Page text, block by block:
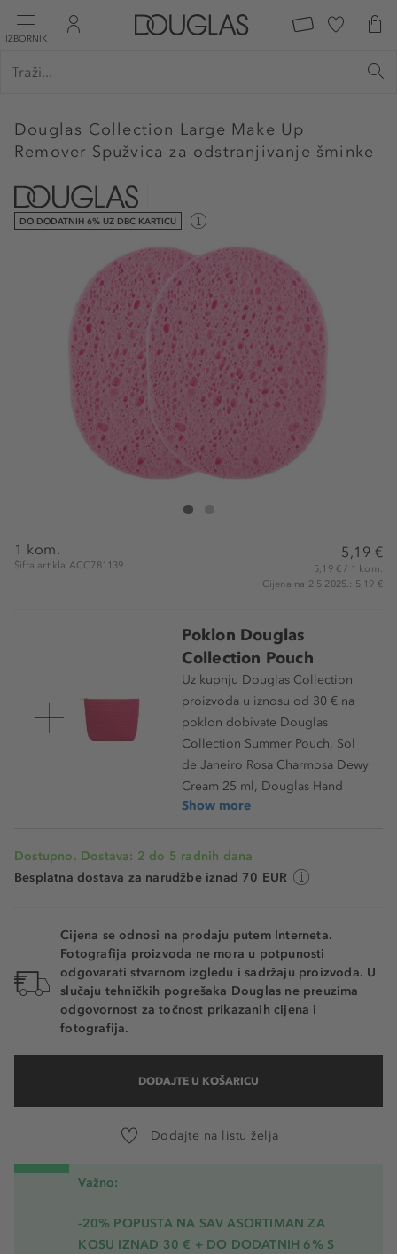
IZBORNIK
Douglas Collection Large Make Up
Remover Spužvica za odstranjivanje šminke
DO DODATNIH 6% UZ DBC KARTICU
Douglas Collection Large Make Up Remover
1 kom.
Šifra artikla ACC781139
5,19 €
5,19 € / 1 kom.
Cijena na 2.5.2025.: 5,19 €
Poklon Douglas
Collection Pouch
Uz kupnju Douglas Collection
proizvoda u iznosu od 30 € na
poklon dobivate Douglas
Collection Summer Pouch, Sol
de Janeiro Rosa Charmosa Dewy
Cream 25 ml, Douglas Hand
Show more
Dostupno. Dostava: 2 do 5 radnih dana
Besplatna dostava za narudžbe iznad 70 EUR
Cijena se odnosi na prodaju putem Interneta.
Fotografija proizvoda ne mora u potpunosti
odgovarati stvarnom izgledu i sadržaju proizvoda. U
slučaju tehničkih pogrešaka Douglas ne preuzima
odgovornost za točnost prikazanih cijena i
fotografija.
DODAJTE U KOŠARICU
Dodajte na listu želja
Važno:
-20% POPUSTA NA SAV ASORTIMAN ZA
KOSU IZNAD 30 € + DO DODATNIH 6% S